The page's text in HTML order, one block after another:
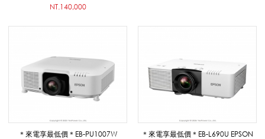
影
NT.140,000
＊來電享最低價＊EB-PU1007W ＊來電享最低價＊EB-L690U EPSON